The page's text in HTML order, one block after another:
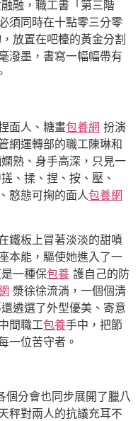
融，職工書「第三階
須同時在十點零三分零
放置在吧檯的黃金分割
潑墨，書寫一幅幅帶有
面人、糖畫包養網 扮演
網運轉部的職工陳琳和
熟、身手高深，只見一
、揉、捏、按、壓、
憨態可掬的面人包養網
鐵板上冒著淡淡的甜噴
本能，驅使她進入了一
一種保包養 護自己的防
漿徐徐流淌，一個個清
遴選了外型優美、寄意
間職工包養手中，把節
一位苦守者。
個分會也同步展開了臘八
秤對兩人的抗議充耳不